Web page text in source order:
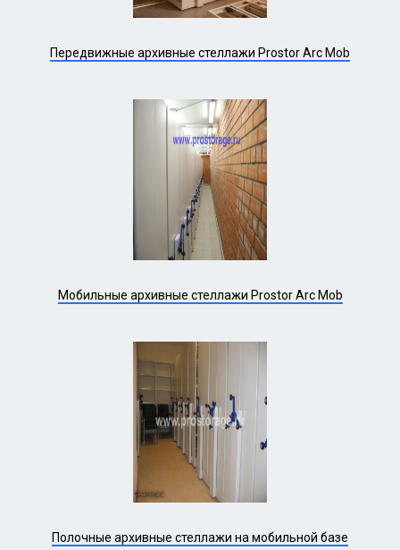
Передвижные архивные стеллажи Prostor Arc Mob
Мобильные архивные стеллажи Prostor Arc Mob
Полочные архивные стеллажи на мобильной базе